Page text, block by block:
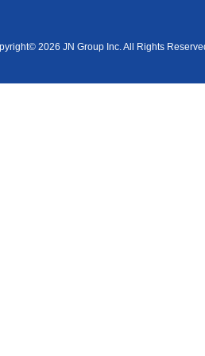
2026 JN Group Inc. All Rights